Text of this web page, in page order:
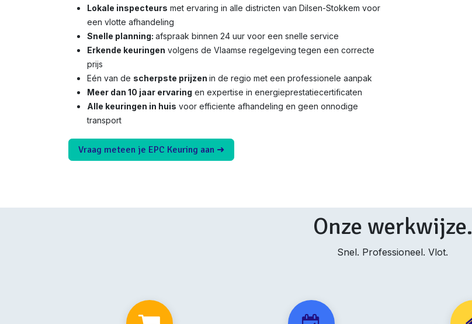
Lokale inspecteurs met ervaring in alle districten van Dilsen-Stokkem voor
een vlotte afhandeling
Snelle planning: afspraak binnen 24 uur voor een snelle service
Erkende keuringen volgens de Vlaamse regelgeving tegen een correcte
prijs
Eén van de scherpste prijzen in de regio met een professionele aanpak
Meer dan 10 jaar ervaring en expertise in energieprestatiecertificaten
Alle keuringen in huis voor efficiente afhandeling en geen onnodige
transport
Vraag meteen je EPC Keuring aan ➜
Onze werkwijze.
Snel. Professioneel. Vlot.